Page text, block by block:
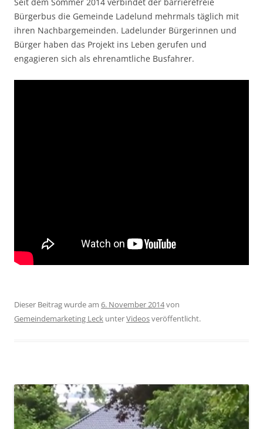
Bürgerbus die Gemeinde Ladelund mehrmals täglich mit
ihren Nachbargemeinden. Ladelunder Bürgerinnen und
Bürger haben das Projekt ins Leben gerufen und
engagieren sich als ehrenamtliche Busfahrer.
Dieser Beitrag wurde am 6. November 2014von
Gemeindemarketing Leck unterVideosveröffentlicht.